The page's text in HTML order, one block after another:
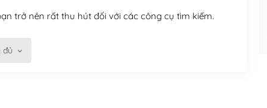
trở nên rất thu hút đối với các công cụ tìm kiếm.
dễ dàng và nhanh chóng. Với kho Theme
đủ